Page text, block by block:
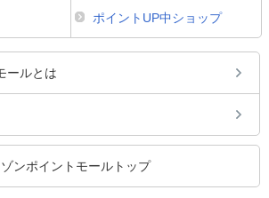
ポイントUP中ショップ
ールとは
ンポイントモールトップ